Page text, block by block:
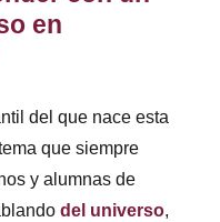
en
del que nace esta
que siempre
y alumnas de
del universo,